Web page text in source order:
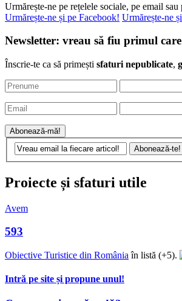
Urmărește-ne pe rețelele sociale, pe email sau
Urmărește-ne și pe Facebook! Urmărește-ne
Newsletter: vreau să fiu primul
Înscrie-te ca să primești sfaturi nepublicate,
Proiecte și sfaturi utile
Avem
593
Obiective Turistice din România în listă (+5).
Intră pe site și propune unul!